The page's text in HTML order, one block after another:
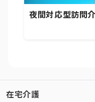
夜間対応型訪問
在宅介護